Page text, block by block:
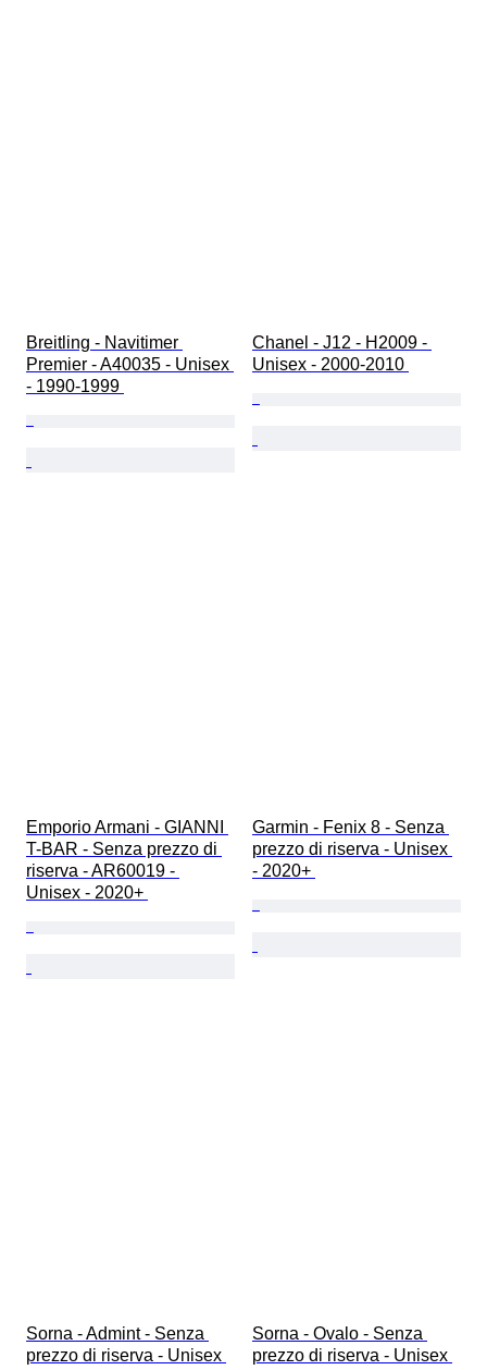
Breitling - Navitimer
Premier - A40035 - Unisex
- 1990-1999
Chanel - J12 - H2009 -
Unisex - 2000-2010
Emporio Armani - GIANNI
T-BAR - Senza prezzo di
riserva - AR60019 -
Unisex - 2020+
Garmin - Fenix 8 - Senza
prezzo di riserva - Unisex
- 2020+
Sorna - Admint - Senza
prezzo di riserva - Unisex
Sorna - Ovalo - Senza
prezzo di riserva - Unisex